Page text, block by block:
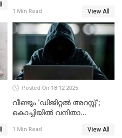
1 Min Read View All
Posted On 18-12-2025
വീണ്ടും 'ഡിജിറ്റല്‍ അറസ്റ്റ്';
കൊച്ചിയില്‍ വനിതാ
കോടി രൂപ
1 Min Read View All